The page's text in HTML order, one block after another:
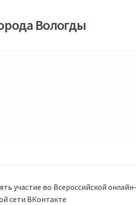
Вологды
участие во Всероссийской
сети ВКонтакте